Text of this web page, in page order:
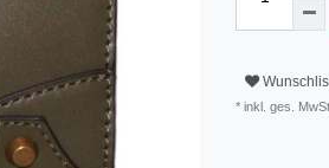
* inkl. ges.